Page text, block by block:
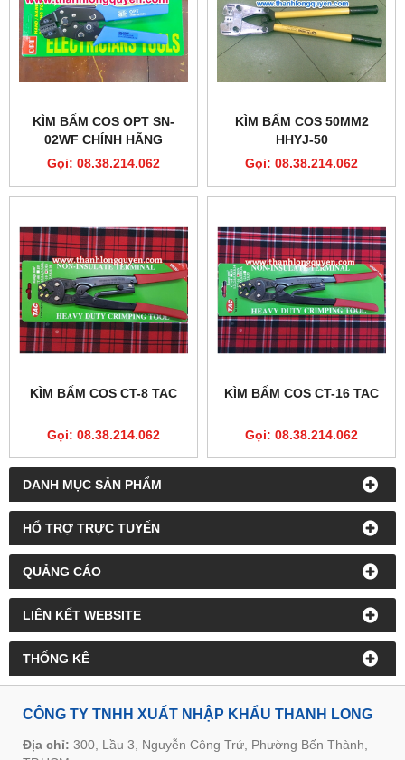
DANH MỤC SẢN PHẨM
HỔ TRỢ TRỰC TUYẾN
QUẢNG CÁO
LIÊN KẾT WEBSITE
THỐNG KÊ
KÌM BẤM COS OPT SN-
02WF CHÍNH HÃNG
Gọi: 08.38.214.062
KÌM BẤM COS 50MM2
HHYJ-50
Gọi: 08.38.214.062
KÌM BẤM COS CT-8 TAC
Gọi: 08.38.214.062
KÌM BẤM COS CT-16 TAC
Gọi: 08.38.214.062
CÔNG TY TNHH XUẤT NHẬP KHẨU THANH LONG
Địa chỉ: 300, Lầu 3, Nguyễn Công Trứ, Phường Bến Thành,